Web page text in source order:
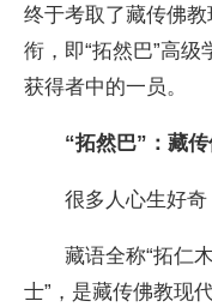
终于考取了藏传佛
衔，即“拓然巴”高级
获得者中的一员。
“拓然巴”：藏传
很多人心生好奇
藏语全称“拓仁木
士”，是藏传佛教现